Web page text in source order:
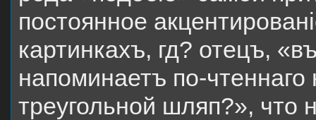
постоянное
картинкахъ, гд? отецъ,
напоминаетъ по-
треугольной шляп?», что